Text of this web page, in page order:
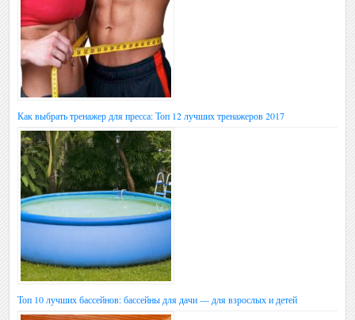
Как выбрать тренажер для пресса: Топ 12 лучших тренажеров 2017
Топ 10 лучших бассейнов: бассейны для дачи — для взрослых и детей